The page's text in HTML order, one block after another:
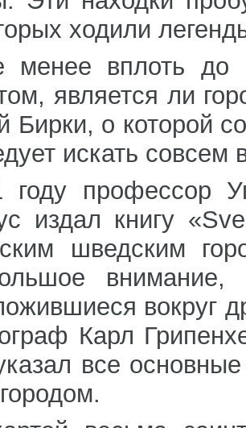
ходили
менее вплоть до
является ли
Бирки, о которой
искать совсем
профессор
издал книгу
шведским
внимание,
вокруг
Карл
все